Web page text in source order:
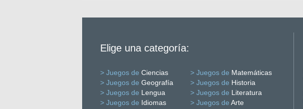
Elige una categoría:
> Juegos de Ciencias > Juegos de Matemáticas
> Juegos de Geografía > Juegos de Historia
> Juegos de Lengua > Juegos de Literatura
> Juegos de Idiomas > Juegos de Arte